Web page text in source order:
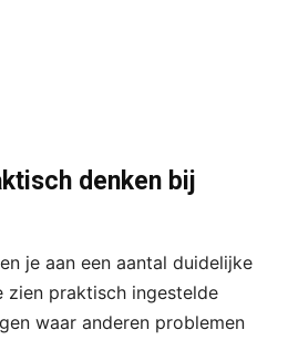
denken bij
je aan een aantal duidelijke
zien praktisch ingestelde
waar anderen problemen